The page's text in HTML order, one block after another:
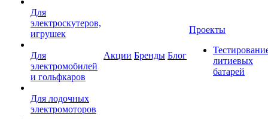
Для
электроскутеров,
игрушек
Для
электромобилей
и гольфкаров
Для лодочных
электромоторов
Акции Бренды Блог
Проекты
литиевых
батарей